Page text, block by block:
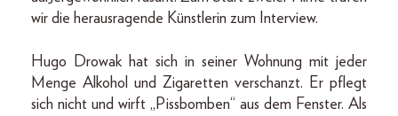
wir die herausragende Künstlerin zum Interview.
Hugo Drowak hat sich in seiner Wohnung mit jeder
Menge Alkohol und Zigaretten verschanzt. Er pflegt
sich nicht und wirft „Pissbomben“ aus dem Fenster. Als